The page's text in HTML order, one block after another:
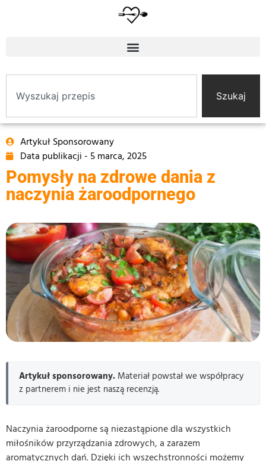
Szukaj
Artykuł Sponsorowany
Data publikacji - 5 marca, 2025
Pomysły na zdrowe dania z
naczynia żaroodpornego
Artykuł sponsorowany.Materiał powstał we współpracy
z partnerem i nie jest naszą recenzją.
Naczynia żaroodporne są niezastąpione dla wszystkich
miłośników przyrządzania zdrowych, a zarazem
aromatycznych dań. Dzięki ich wszechstronności możemy